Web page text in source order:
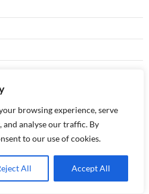
browsing experience, serve
and analyse our traffic. By
to our use of cookies.
All Accept All